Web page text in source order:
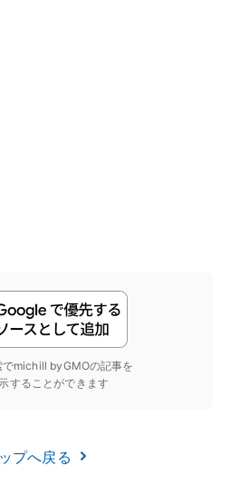
michill byGMOの記事を
することができます
プへ戻る